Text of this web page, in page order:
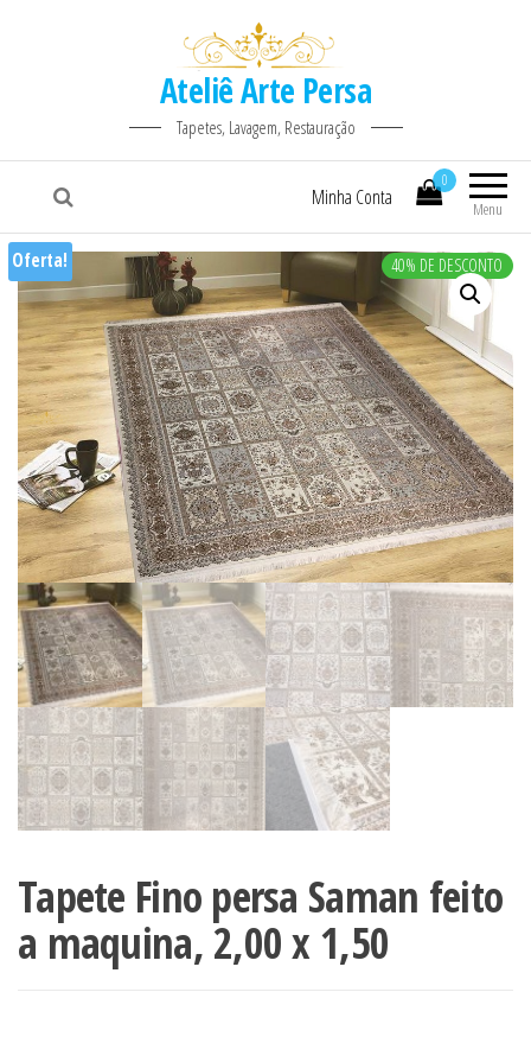
Ateliê Arte Persa
Tapetes, Lavagem, Restauração
Menu
0
Minha Conta
Oferta! 40% DE DESCONTO
Tapete Fino persa Saman feito
a maquina, 2,00 x 1,50